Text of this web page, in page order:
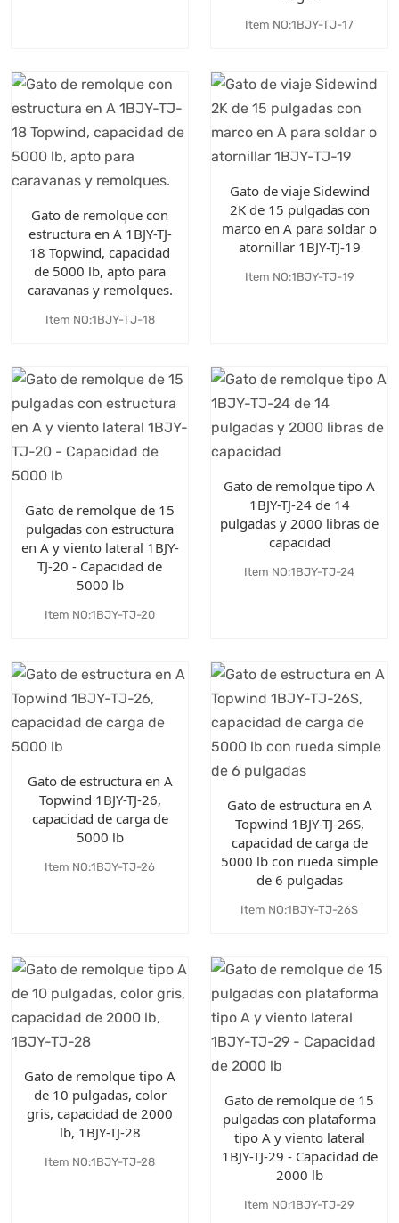
Item NO:1BJY-TJ-17
Gato de remolque con
estructura en A 1BJY-TJ-
18 Topwind, capacidad
de 5000 lb, apto para
caravanas y remolques.
Item NO:1BJY-TJ-18
Gato de viaje Sidewind
2K de 15 pulgadas con
marco en A para soldar o
atornillar 1BJY-TJ-19
Item NO:1BJY-TJ-19
Gato de remolque de 15
pulgadas con estructura
en A y viento lateral 1BJY-
TJ-20 - Capacidad de
5000 lb
Item NO:1BJY-TJ-20
Gato de remolque tipo A
1BJY-TJ-24 de 14
pulgadas y 2000 libras de
capacidad
Item NO:1BJY-TJ-24
Gato de estructura en A
Topwind 1BJY-TJ-26,
capacidad de carga de
5000 lb
Item NO:1BJY-TJ-26
Gato de estructura en A
Topwind 1BJY-TJ-26S,
capacidad de carga de
5000 lb con rueda simple
de 6 pulgadas
Item NO:1BJY-TJ-26S
Gato de remolque tipo A
de 10 pulgadas, color
gris, capacidad de 2000
lb, 1BJY-TJ-28
Item NO:1BJY-TJ-28
Gato de remolque de 15
pulgadas con plataforma
tipo A y viento lateral
1BJY-TJ-29 - Capacidad de
2000 lb
Item NO:1BJY-TJ-29